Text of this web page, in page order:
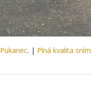
Pukanec. | Plná kvalita